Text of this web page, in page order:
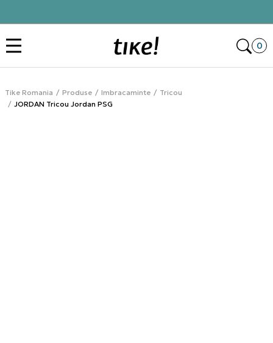
0
Tike Romania Produse Imbracaminte
Tricou
JORDAN Tricou Jordan PSG